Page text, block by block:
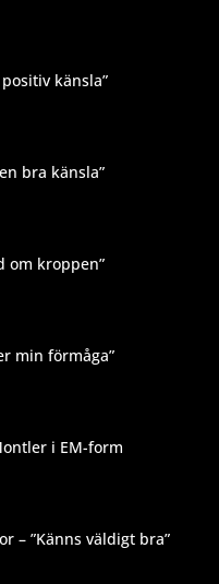
känsla”
bra känsla”
om kroppen”
min förmåga”
i EM-form
– ”Känns väldigt bra”